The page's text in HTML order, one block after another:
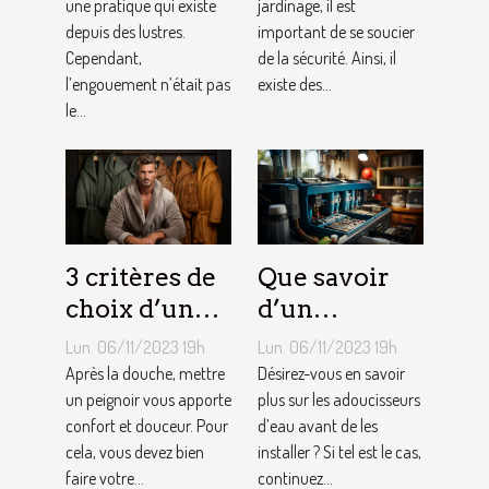
une pratique qui existe
depuis des lustres.
Cependant,
l’engouement n’était pas
le...
jardinage ?
jardinage, il est
important de se soucier
de la sécurité. Ainsi, il
existe des...
3 critères de
choix d’un
peignoir de
bain pour
homme ?
Lun. 06/11/2023 19h
Après la douche, mettre
un peignoir vous apporte
confort et douceur. Pour
cela, vous devez bien
faire votre...
Que savoir
d’un
adoucisseur
d’eau ?
Lun. 06/11/2023 19h
Désirez-vous en savoir
plus sur les adoucisseurs
d’eau avant de les
installer ? Si tel est le cas,
continuez...